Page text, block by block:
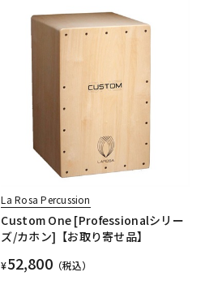
La Rosa Percussion
Custom One [Professionalシリー
ズ/カホン]【お取り寄せ品】
¥52,800（税込）